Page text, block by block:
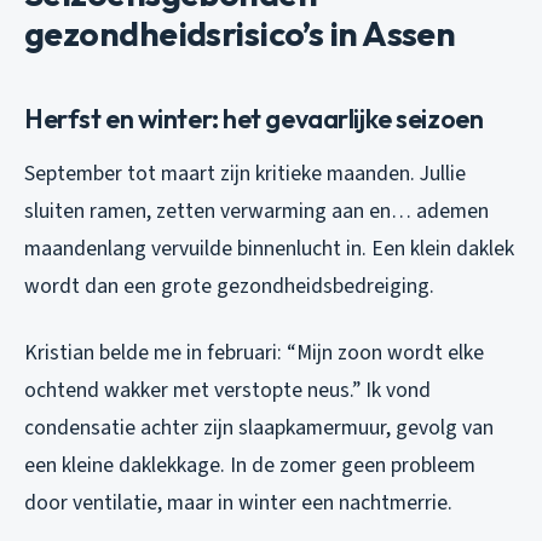
gezondheidsrisico’s in Assen
Herfst en winter: het gevaarlijke seizoen
September tot maart zijn kritieke maanden. Jullie
sluiten ramen, zetten verwarming aan en… ademen
maandenlang vervuilde binnenlucht in. Een klein daklek
wordt dan een grote gezondheidsbedreiging.
Kristian belde me in februari: “Mijn zoon wordt elke
ochtend wakker met verstopte neus.” Ik vond
condensatie achter zijn slaapkamermuur, gevolg van
een kleine daklekkage. In de zomer geen probleem
door ventilatie, maar in winter een nachtmerrie.